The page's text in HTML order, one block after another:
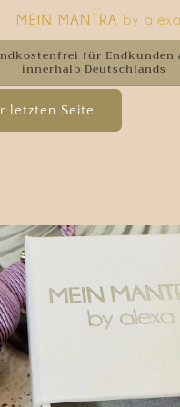
für Endkunden
innerhalb Deutschlands